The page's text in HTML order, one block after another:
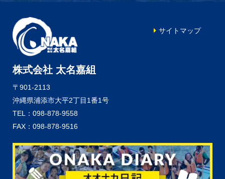
株式会社 太名嘉組
〒901-2113
沖縄県浦添市大平2丁目1番1号
TEL：098-878-9558
FAX：098-878-9516
サイトマップ